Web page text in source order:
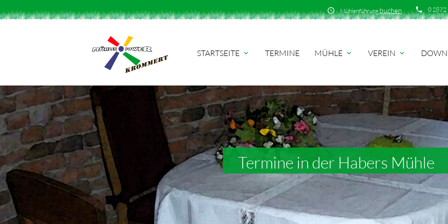
phone 0 2872
schedule Mühlenführungbuchen
STARTSEITE expand_more TERMINE MÜHLE expand_more VEREIN expand_more
Suchbegriffe
Termine in der Habers Mühle